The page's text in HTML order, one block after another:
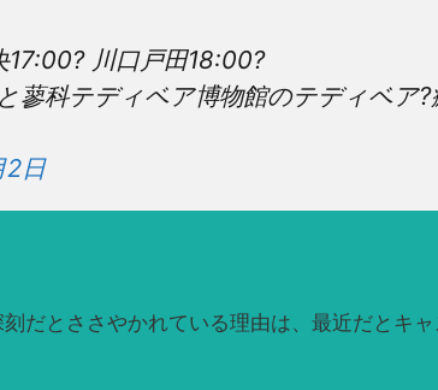
川口戸田18:00?
蓼科テディベア博物館のテディベア?
2日
だとささやかれている理由は、最近だとキ